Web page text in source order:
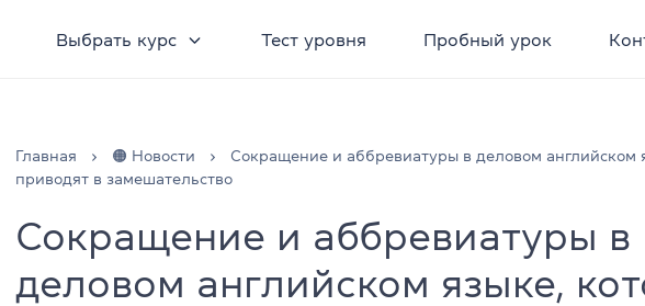
Выбрать курс Тест уровня Пробный урок
Главная 🟠 Новости
Сокращение и аббревиатуры в деловом английском
приводят в замешательство
Сокращение и аббревиатуры в
деловом английском языке,